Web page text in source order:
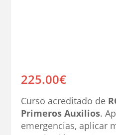
225.00€
Curso acreditado de
Primeros Auxilios.
emergencias, aplicar